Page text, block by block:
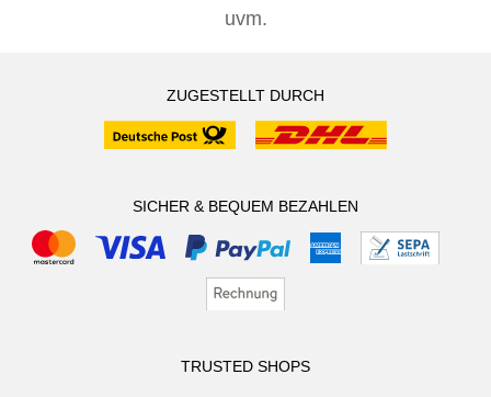
uvm.
ZUGESTELLT DURCH
SICHER & BEQUEM BEZAHLEN
TRUSTED SHOPS